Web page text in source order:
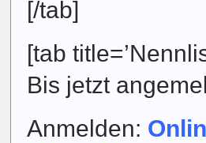
[/tab]
[tab
Bis jetzt
Anmelden: